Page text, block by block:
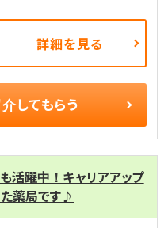
詳細を見る
してもらう
活躍中！キャリアアップ
薬局です♪